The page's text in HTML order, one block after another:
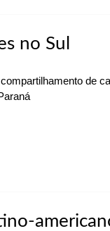
no Sul
de